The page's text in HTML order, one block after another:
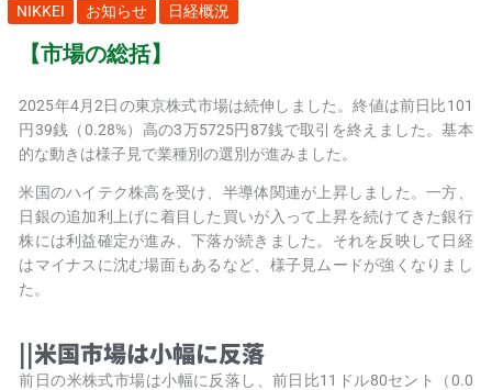
NIKKEI お知らせ 日経概況
【市場の総括】
2025年4月2日の東京株式市場は続伸しました。終値は前日比101
円39銭（0.28%）高の3万5725円87銭で取引を終えました。基本
的な動きは様子見で業種別の選別が進みました。
米国のハイテク株高を受け、半導体関連が上昇しました。一方、
日銀の追加利上げに着目した買いが入って上昇を続けてきた銀行
株には利益確定が進み、下落が続きました。それを反映して日経
はマイナスに沈む場面もあるなど、様子見ムードが強くなりまし
た。
||米国市場は小幅に反落
前日の米株式市場は小幅に反落し、前日比11ドル80セント（0.0